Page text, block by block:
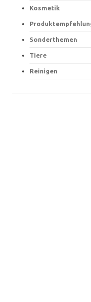
Kosmetik
Sonderthemen
Tiere
Reinigen